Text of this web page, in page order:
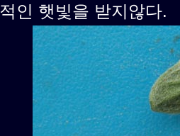
적인 햇빛을 받지않다.